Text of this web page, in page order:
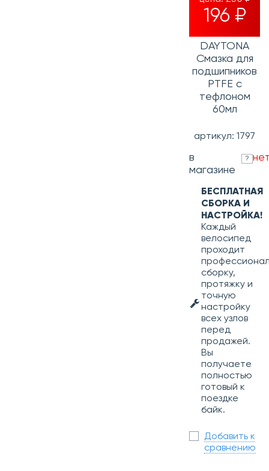
196 ₽
DAYTONA
Смазка для
подшипников
PTFE с
тефлоном
60мл
артикул: 1797
в
магазине
?
БЕСПЛАТНАЯ
СБОРКА И
НАСТРОЙКА!
Каждый
велосипед
проходит
сборку,
протяжку и
точную
настройку
всех узлов
перед
продажей.
Вы
получаете
полностью
готовый к
поездке
байк.
Добавить к
сравнению